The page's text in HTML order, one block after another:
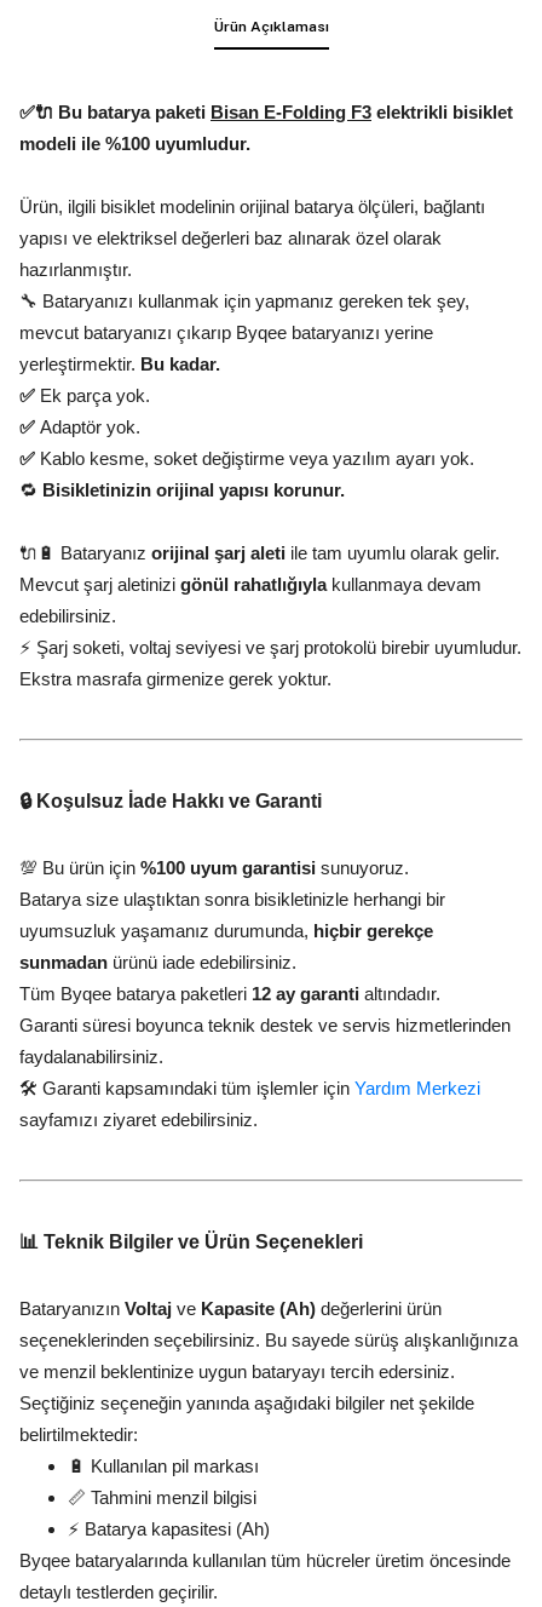
Ürün Açıklaması
✅🔌 Bu batarya paketi Bisan E-Folding F3 elektrikli bisiklet
modeli ile %100 uyumludur.
Ürün, ilgili bisiklet modelinin orijinal batarya ölçüleri, bağlantı
yapısı ve elektriksel değerleri baz alınarak özel olarak
hazırlanmıştır.
🔧 Bataryanızı kullanmak için yapmanız gereken tek şey,
mevcut bataryanızı çıkarıp Byqee bataryanızı yerine
yerleştirmektir. Bu kadar.
✅ Ek parça yok.
✅ Adaptör yok.
✅ Kablo kesme, soket değiştirme veya yazılım ayarı yok.
🔁 Bisikletinizin orijinal yapısı korunur.
🔌🔋 Bataryanız orijinal şarj aleti ile tam uyumlu olarak gelir.
Mevcut şarj aletinizi gönül rahatlığıylakullanmaya devam
edebilirsiniz.
⚡ Şarj soketi, voltaj seviyesi ve şarj protokolü birebir uyumludur.
Ekstra masrafa girmenize gerek yoktur.
🔒 Koşulsuz İade Hakkı ve Garanti
💯 Bu ürün için %100 uyum garantisi sunuyoruz.
Batarya size ulaştıktan sonra bisikletinizle herhangi bir
uyumsuzluk yaşamanız durumunda, hiçbir gerekçe
sunmadan ürünü iade edebilirsiniz.
Tüm Byqee batarya paketleri 12 ay garanti altındadır.
Garanti süresi boyunca teknik destek ve servis hizmetlerinden
faydalanabilirsiniz.
🛠️ Garanti kapsamındaki tüm işlemler için Yardım Merkezi
sayfamızı ziyaret edebilirsiniz.
📊 Teknik Bilgiler ve Ürün Seçenekleri
Bataryanızın Voltaj ve Kapasite (Ah) değerlerini ürün
seçeneklerinden seçebilirsiniz. Bu sayede sürüş alışkanlığınıza
ve menzil beklentinize uygun bataryayı tercih edersiniz.
Seçtiğiniz seçeneğin yanında aşağıdaki bilgiler net şekilde
belirtilmektedir:
🔋 Kullanılan pil markası
📏 Tahmini menzil bilgisi
⚡ Batarya kapasitesi (Ah)
Byqee bataryalarında kullanılan tüm hücreler üretim öncesinde
detaylı testlerden geçirilir.